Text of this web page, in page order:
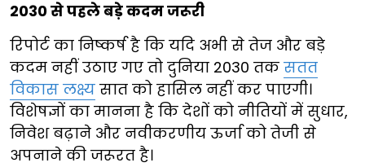
2030 से पहले बड़े कदम जरूरी
रिपोर्ट का निष्कर्ष है कि यदि अभी से तेज और बड़े
कदम नहीं उठाए गए तो दुनिया 2030 तक सतत
विकास लक्ष्य सात को हासिल नहीं कर पाएगी।
विशेषज्ञों का मानना है कि देशों को नीतियों में सुधार,
निवेश बढ़ाने और नवीकरणीय ऊर्जा को तेजी से
अपनाने की जरूरत है।